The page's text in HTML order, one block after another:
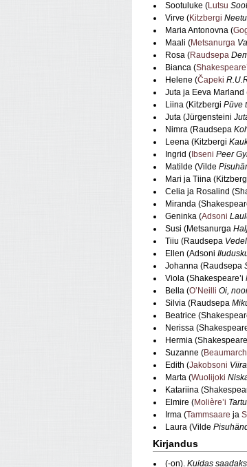
Sootuluke (Lutsu
Virve (Kitzbergi
Maria Antonovna (
Maali (Metsanurga
Rosa (Raudsepa
Bianca (
Helene (Čapeki
Juta ja Eeva Marland
Liina (Kitzbergi Püve
Juta (Jürgensteini
Nimra (Raudsepa
Leena (Kitzbergi
Ingrid ( Ibseni Peer
Matilde (Vilde
Mari ja Tiina
Celia ja Rosalind
Miranda
Geninka (Adsoni
Susi (Metsanurga
Tiiu (Raudsepa
Ellen (Adsoni
Johanna (Raudsepa
Viola (Shakespeare’i
Bella (O’Neilli Oi,
Silvia (Raudsepa
Beatrice
Nerissa
Hermia
Suzanne (
Edith (Jakobsoni
Marta (Wuolijoki
Katariina
Elmire (Molière’i
Irma (Tammsaare ja
Laura (Vilde
Kirjandus
(‑on). Kuidas